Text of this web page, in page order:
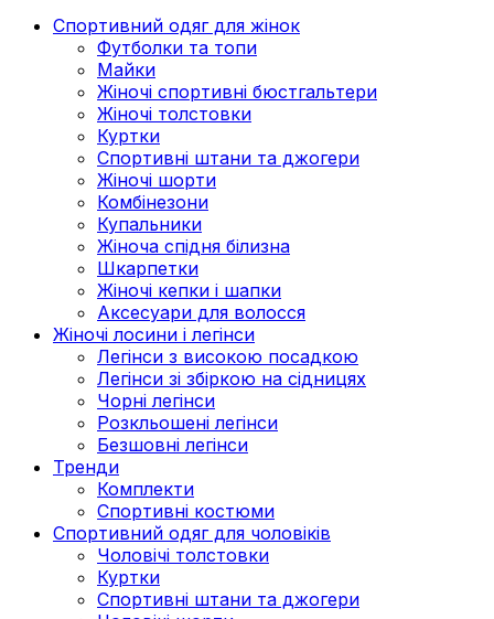
Спортивний одяг для жінок
Футболки та топи
Майки
Жіночі спортивні бюстгальтери
Жіночі толстовки
Куртки
Спортивні штани та джогери
Жіночі шорти
Комбінезони
Купальники
Жіноча спідня білизна
Шкарпетки
Жіночі кепки і шапки
Аксесуари для волосся
Жіночі лосини і легінси
Легінси з високою посадкою
Легінси зі збіркою на сідницях
Чорні легінси
Розкльошені легінси
Безшовні легінси
Тренди
Комплекти
Спортивні костюми
Спортивний одяг для чоловіків
Чоловічі толстовки
Куртки
Спортивні штани та джогери